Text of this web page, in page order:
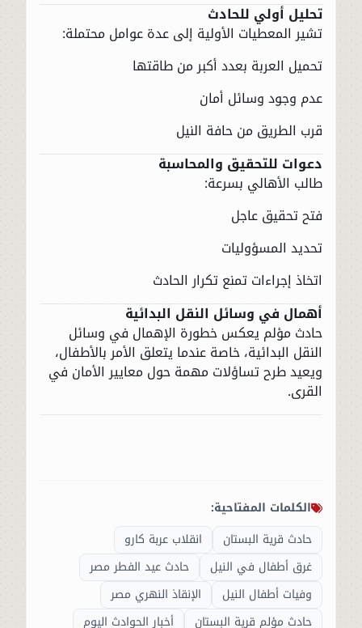
تحليل أولي للحادث
تشير المعطيات الأولية إلى عدة عوامل محتملة:
تحميل العربة بعدد أكبر من طاقتها
عدم وجود وسائل أمان
قرب الطريق من حافة النيل
دعوات للتحقيق والمحاسبة
طالب الأهالي بسرعة:
فتح تحقيق عاجل
تحديد المسؤوليات
اتخاذ إجراءات تمنع تكرار الحادث
أهمال في وسائل النقل البدائية
حادث مؤلم يعكس خطورة الإهمال في وسائل
النقل البدائية، خاصة عندما يتعلق الأمر بالأطفال،
ويعيد طرح تساؤلات مهمة حول معايير الأمان في
القرى.
الكلمات المفتاحية:
حادث قرية البستان
انقلاب عربة كارو
غرق أطفال في النيل
حادث عيد الفطر مصر
وفيات أطفال النيل
الإنقاذ النهري مصر
حادث مؤلم قرية البستان
أخبار الحوادث اليوم